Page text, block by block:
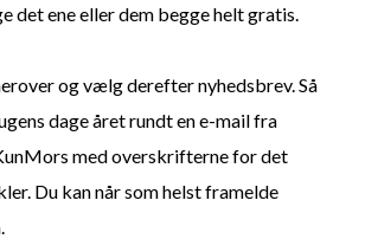
det ene eller dem begge helt gratis.
og vælg derefter nyhedsbrev. Så
dage året rundt en e-mail fra
med overskrifterne for det
Du kan når som helst framelde